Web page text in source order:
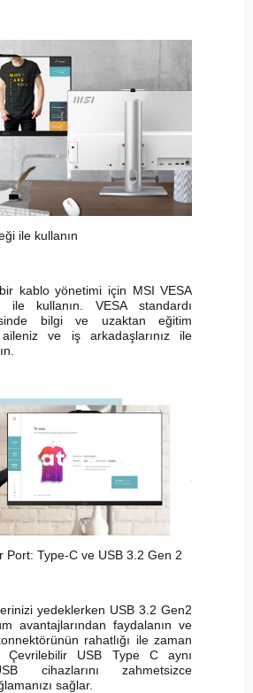
ile kullanın
kablo yönetimi için MSI VESA
ile kullanın. VESA standardı
bilgi ve uzaktan eğitim
aileniz ve iş arkadaşlarınız ile
Port: Type-C ve USB 3.2 Gen 2
yedeklerken USB 3.2 Gen2
avantajlarından faydalanın ve
rahatlığı ile zaman
Çevrilebilir USB Type C aynı
cihazlarını zahmetsizce
sağlar.